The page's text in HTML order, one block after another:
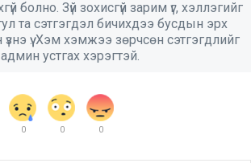
болно. Зүй зохисгүй зарим үг, хэллэгийг
та сэтгэгдэл бичихдээ бусдын эрх
үзнэ үү. Хэм хэмжээ зөрчсөн сэтгэгдлийг
админ устгах хэрэгтэй.
0 0 0